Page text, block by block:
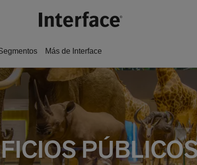
Más de Interface